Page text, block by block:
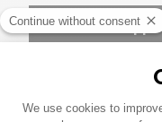
ОТКРОЙТЕ
СЛУШАТЬ